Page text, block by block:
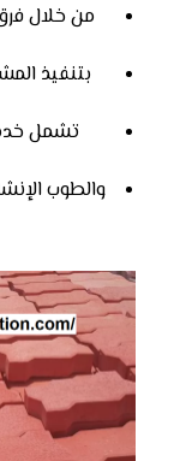
من خلال
بتنفيذ
تشمل
والطوب